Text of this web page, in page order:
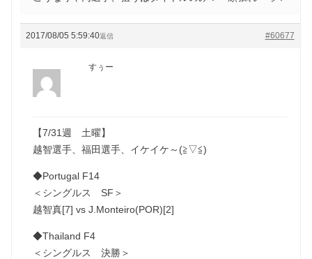
2017/08/05 5:59:40 #60677
返信
すぅー
【7/31週 土曜】
越智選手、福田選手、イケイケ～(≧▽≦)
◆Portugal F14
＜シングルス SF＞
越智真[7] vs J.Monteiro(POR)[2]
◆Thailand F4
＜シングルス 決勝＞